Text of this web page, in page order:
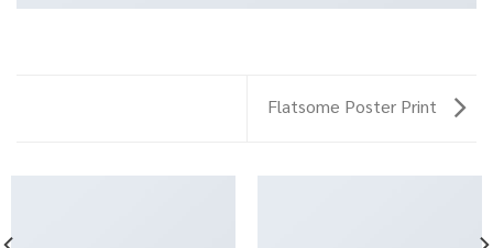
Flatsome Poster Print